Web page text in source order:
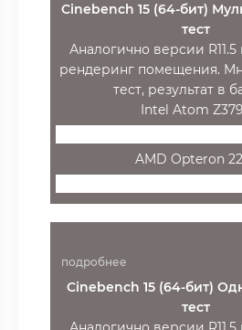
Cinebench 15 (64-бит)
тест
Аналогично версии
рендеринг помещения.
тест, результат в
Intel Atom
AMD Opteron
подробнее
Cinebench 15 (64-бит)
тест